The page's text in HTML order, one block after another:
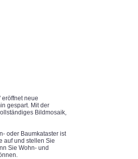
neue
gespart. Mit der
Bildmosaik,
oder Baumkataster ist
auf und stellen Sie
Sie Wohn- und